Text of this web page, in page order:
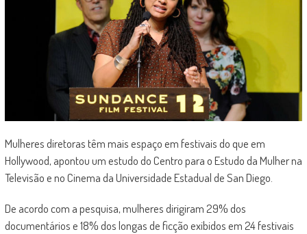
Mulheres diretoras têm mais espaço em festivais do que em
Hollywood, apontou um estudo do Centro para o Estudo da Mulher na
Televisão e no Cinema da Universidade Estadual de San Diego.
De acordo com a pesquisa, mulheres dirigiram 29% dos
documentários e 18% dos longas de ficção exibidos em 24 festivais